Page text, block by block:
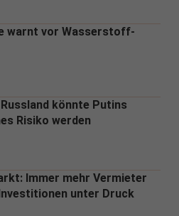
warnt vor Wasserstoff-
könnte Putins
Risiko werden
Immer mehr Vermieter
unter Druck